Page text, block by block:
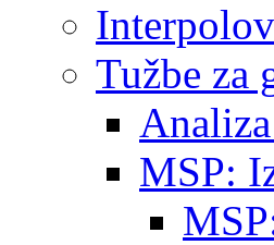
Tužbe za
MSP: